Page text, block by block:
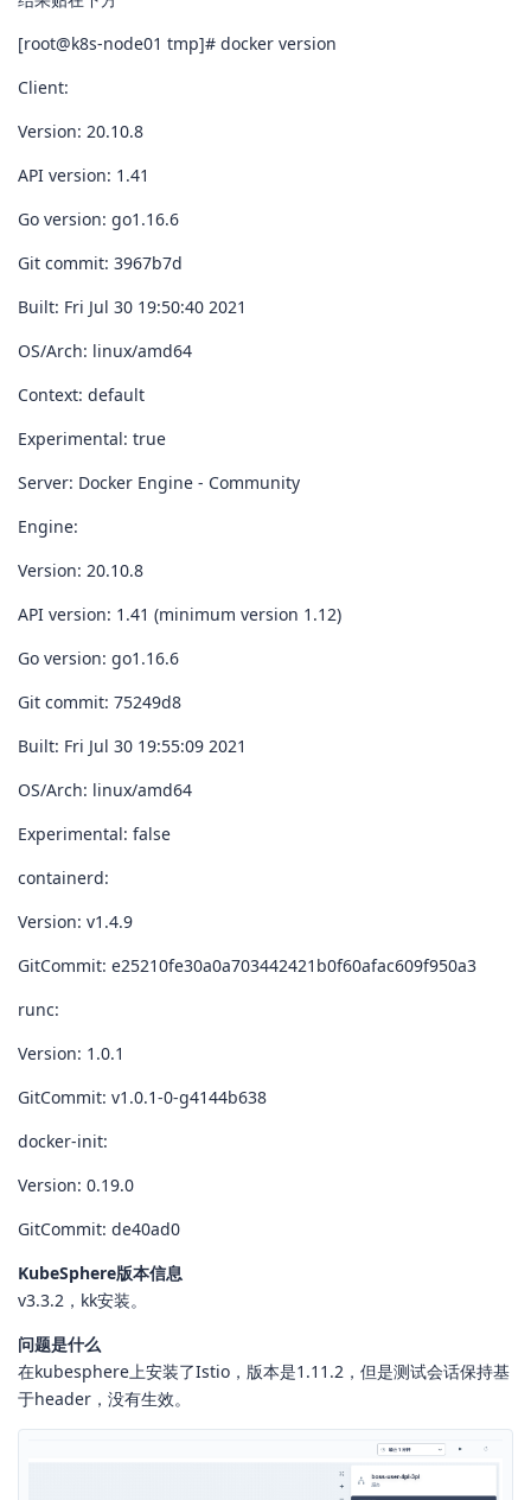
[root@k8s-node01 tmp]# docker version
Client:
Version: 20.10.8
API version: 1.41
Go version: go1.16.6
Git commit: 3967b7d
Built: Fri Jul 30 19:50:40 2021
OS/Arch: linux/amd64
Context: default
Experimental: true
Server: Docker Engine - Community
Engine:
Version: 20.10.8
API version: 1.41 (minimum version 1.12)
Go version: go1.16.6
Git commit: 75249d8
Built: Fri Jul 30 19:55:09 2021
OS/Arch: linux/amd64
Experimental: false
containerd:
Version: v1.4.9
GitCommit: e25210fe30a0a703442421b0f60afac609f950a3
runc:
Version: 1.0.1
GitCommit: v1.0.1-0-g4144b638
docker-init:
Version: 0.19.0
GitCommit: de40ad0
KubeSphere版本信息
v3.3.2，kk安装。
问题是什么
在kubesphere上安装了Istio，版本是1.11.2，但是测试会话保持基
于header，没有生效。